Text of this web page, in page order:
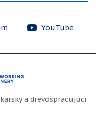
YouTube
a drevospracujúci